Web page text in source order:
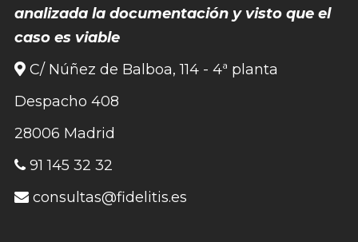
analizada la documentación y visto que el
caso es viable
C/ Núñez de Balboa, 114 - 4ª planta
Despacho 408
28006 Madrid
91 145 32 32
consultas@fidelitis.es